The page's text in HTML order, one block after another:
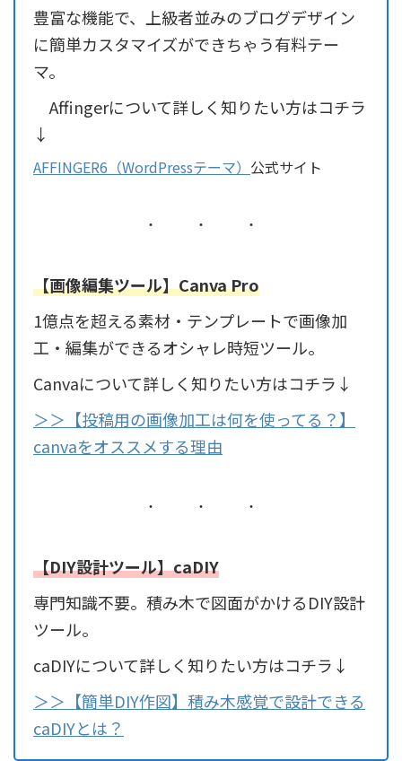
豊富な機能で、上級者並みのブログデザイン
に簡単カスタマイズができちゃう有料テー
マ。
Affingerについて詳しく知りたい方はコチラ
↓
AFFINGER6（WordPressテーマ） 公式サイト
【画像編集ツール】Canva Pro
1億点を超える素材・テンプレートで画像加
工・編集ができるオシャレ時短ツール。
Canvaについて詳しく知りたい方はコチラ↓
＞＞【投稿用の画像加工は何を使ってる？】
canvaをオススメする理由
【DIY設計ツール】caDIY
専門知識不要。積み木で図面がかけるDIY設計
ツール。
caDIYについて詳しく知りたい方はコチラ↓
＞＞【簡単DIY作図】積み木感覚で設計できる
caDIYとは？